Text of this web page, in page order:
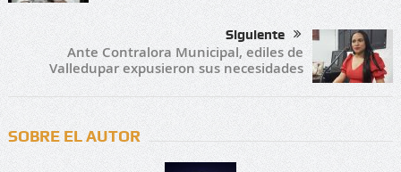
Siguiente
Ante Contralora Municipal, ediles de
Valledupar expusieron sus necesidades
SOBRE EL AUTOR